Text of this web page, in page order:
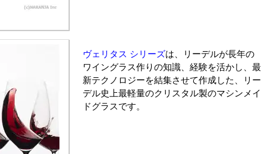
ヴェリタス シリーズは、リーデルが長年の
ワイングラス作りの知識、経験を活かし、最
新テクノロジーを結集させて作成した、リー
デル史上最軽量のクリスタル製のマシンメイ
ドグラスです。